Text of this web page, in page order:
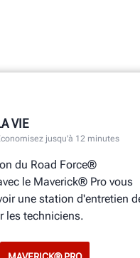
VIE
jusqu'à 12 minutes
du Road Force®
le Maverick® Pro vous
une station d'entretien
les techniciens.